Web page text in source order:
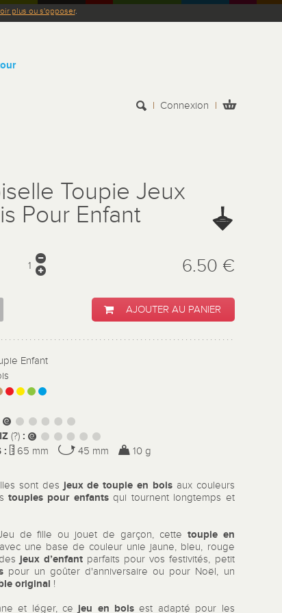
plus ou s'opposer.
Connexion
Toupie Jeux
Pour Enfant
6.50 €
AJOUTER AU PANIER
Enfant
(?) :
:
65 mm 45 mm 10 g
sont des jeux de toupie en bois aux couleurs
toupies pour enfantsqui tournent longtemps et
de fille ou jouet de garçon, cette toupie en
avec une base de couleur unie jaune, bleu, rouge
jeux d’enfant parfaits pour vos festivités, petit
pour un goûter d'anniversaire ou pour Noël, un
original !
et léger, ce jeu en bois est adapté pour les